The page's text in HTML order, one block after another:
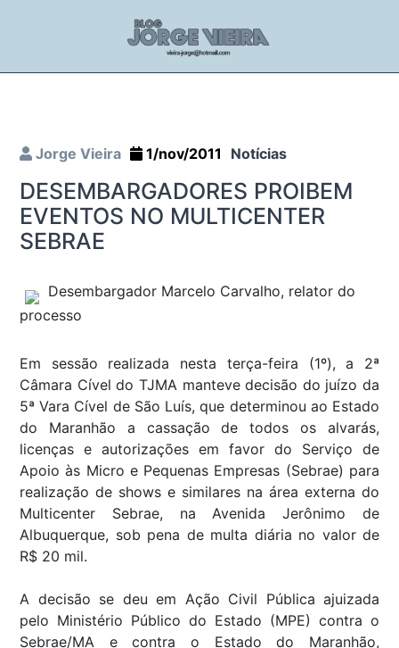
Jorge Vieira 1/nov/2011 Notícias
DESEMBARGADORES PROIBEM
EVENTOS NO MULTICENTER
SEBRAE
Desembargador Marcelo Carvalho, relator do
processo
Em sessão realizada nesta terça-feira (1º), a 2ª
Câmara Cível do TJMA manteve decisão do juízo da
5ª Vara Cível de São Luís, que determinou ao Estado
do Maranhão a cassação de todos os alvarás,
licenças e autorizações em favor do Serviço de
Apoio às Micro e Pequenas Empresas (Sebrae) para
realização de shows e similares na área externa do
Multicenter Sebrae, na Avenida Jerônimo de
Albuquerque, sob pena de multa diária no valor de
R$ 20 mil.
A decisão se deu em Ação Civil Pública ajuizada
pelo Ministério Público do Estado (MPE) contra o
Sebrae/MA e contra o Estado do Maranhão,